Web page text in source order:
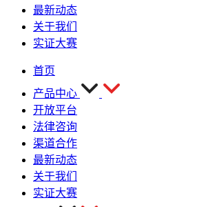
最新动态
关于我们
实证大赛
首页
产品中心
开放平台
法律咨询
渠道合作
最新动态
关于我们
实证大赛